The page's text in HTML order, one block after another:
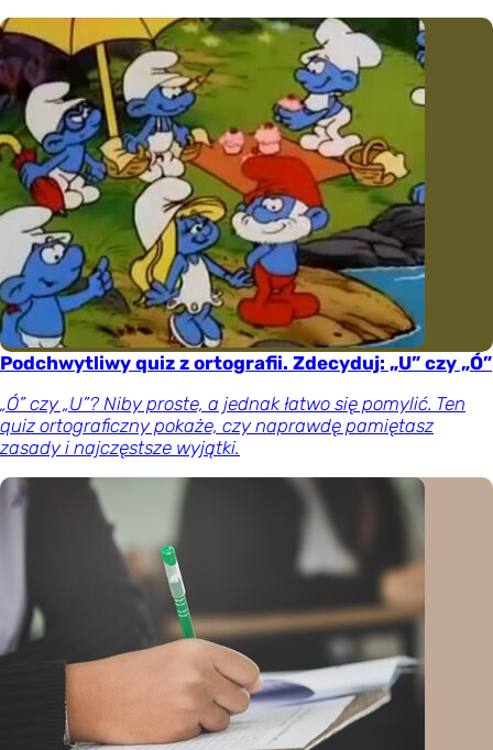
Podchwytliwy quiz z ortografii. Zdecyduj: „U” czy „Ó”
„Ó” czy „U”? Niby proste, a jednak łatwo się pomylić. Ten
quiz ortograficzny pokaże, czy naprawdę pamiętasz
zasady i najczęstsze wyjątki.